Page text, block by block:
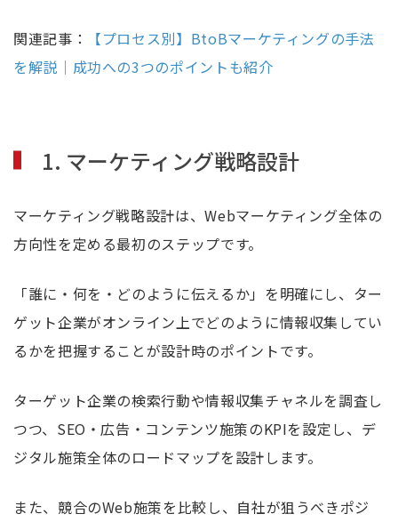
関連記事：
【プロセス別】BtoBマーケティングの手法
を解説｜成功への3つのポイントも紹介
1. マーケティング戦略設計
マーケティング戦略設計は、Webマーケティング全体の
方向性を定める最初のステップです。
「誰に・何を・どのように伝えるか」を明確にし、ター
ゲット企業がオンライン上でどのように情報収集してい
るかを把握することが設計時のポイントです。
ターゲット企業の検索行動や情報収集チャネルを調査し
つつ、SEO・広告・コンテンツ施策のKPIを設定し、デ
ジタル施策全体のロードマップを設計します。
また、競合のWeb施策を比較し、自社が狙うべきポジ